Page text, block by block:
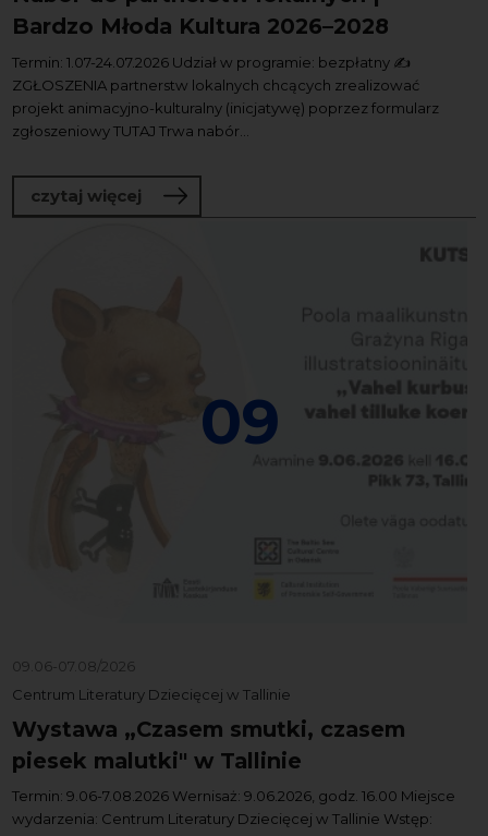
Bardzo Młoda Kultura 2026–2028
Termin: 1.07-24.07.2026 Udział w programie: bezpłatny ✍️
ZGŁOSZENIA partnerstw lokalnych chcących zrealizować
projekt animacyjno-kulturalny (inicjatywę) poprzez formularz
zgłoszeniowy TUTAJ Trwa nabór...
czytaj więcej o Nabór do partnerstw lokalnych |
09
09.06-07.08/2026
Centrum Literatury Dziecięcej w Tallinie
Wystawa „Czasem smutki, czasem
piesek malutki" w Tallinie
Termin: 9.06-7.08.2026 Wernisaż: 9.06.2026, godz. 16.00 Miejsce
wydarzenia: Centrum Literatury Dziecięcej w Tallinie Wstęp: